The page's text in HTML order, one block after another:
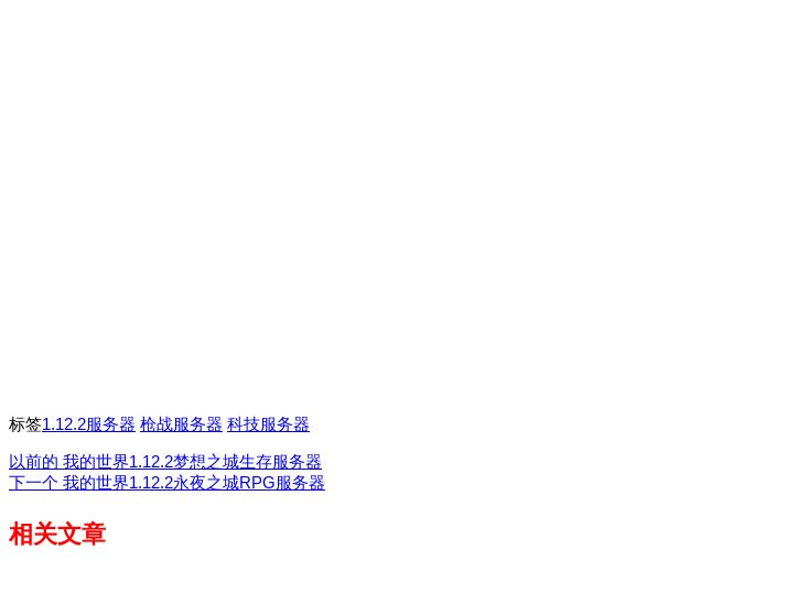
标签1.12.2服务器 枪战服务器 科技服务器
以前的 我的世界1.12.2梦想之城生存服务器
下一个 我的世界1.12.2永夜之城RPG服务器
相关文章